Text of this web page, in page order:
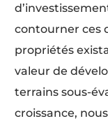
contourner ces
propriétés
valeur de
terrains sous-
croissance,